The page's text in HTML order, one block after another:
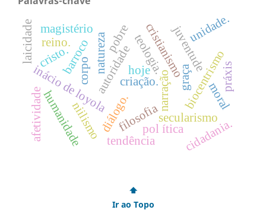
cristianismograça
diálogo.
inácio de loyola narração
barroconatureza
filosofia
magistério
teologia.
niilismo secularismo
biocentrismo
criação.
juventude
moral
autoridade
corpo
pol ítica
humanidade
cristo.
práxis
pobre unidade.
laicidade
cidadania.
tendência
afetividade
hoje
reino.
⬆
Ir ao Topo